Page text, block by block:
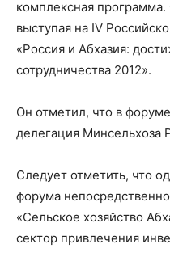
комплексная
выступая на IV
«Россия и Абхазия:
сотрудничества 2012».
Он отметил, что в
делегация Минсельхоза
Следует отметить, что
форума
«Сельское хозяйство
сектор привлечения